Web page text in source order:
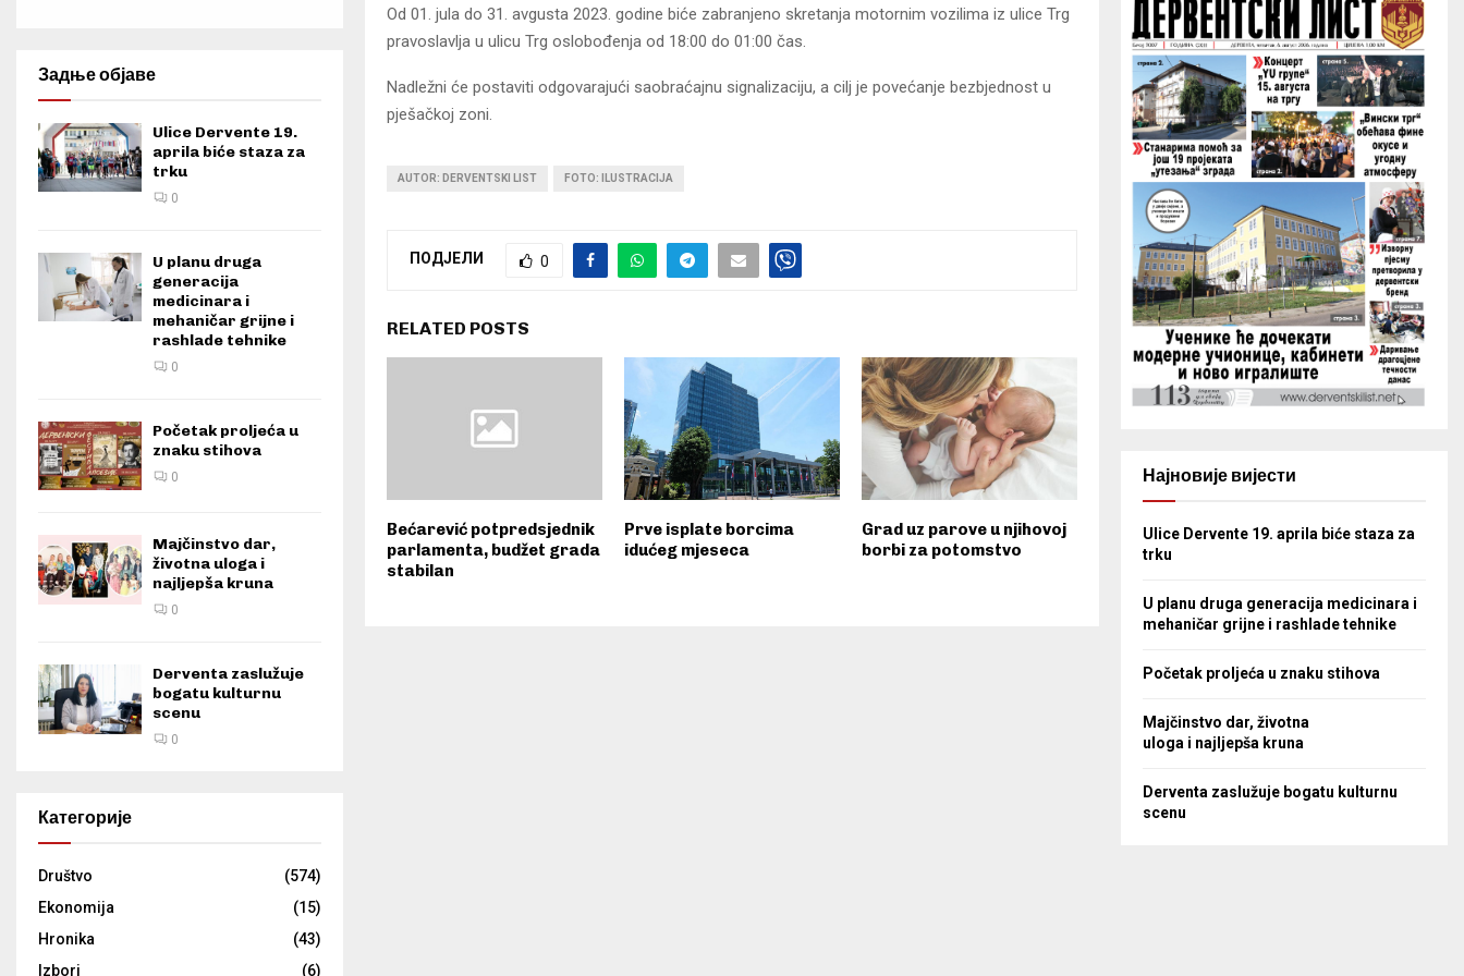
Od 01. jula do 31. avgusta 2023. godine biće zabranjeno skretanja motornim vozilima iz ulice Trg
pravoslavlja u ulicu Trg oslobođenja od 18:00 do 01:00 čas.
Nadležni će postaviti odgovarajući saobraćajnu signalizaciju, a cilj je povećanje bezbjednost u
pješačkoj zoni.
AUTOR: DERVENTSKI LIST FOTO: ILUSTRACIJA
ПОДЈЕЛИ 0
RELATED POSTS
Bećarević potpredsjednik
parlamenta, budžet grada
stabilan
Prve isplate borcima
idućeg mjeseca
Grad uz parove u njihovoj
borbi za potomstvo
Задње објаве
Ulice Dervente 19.
aprila biće staza za
trku
0
U planu druga
generacija
medicinara i
mehaničar grijne i
rashlade tehnike
0
Početak proljeća u
znaku stihova
0
Majčinstvo dar,
životna uloga i
najljepša kruna
0
Derventa zaslužuje
bogatu kulturnu
scenu
0
Категорије
Društvo
(574)
Ekonomija
(15)
Hronika
(43)
Izbori
(6)
H
Најновије вијести
Ulice Dervente 19. aprila biće staza za
trku
U planu druga generacija medicinara i
mehaničar grijne i rashlade tehnike
Početak proljeća u znaku stihova
Majčinstvo dar, životna
uloga i najljepša kruna
Derventa zaslužuje bogatu kulturnu
scenu